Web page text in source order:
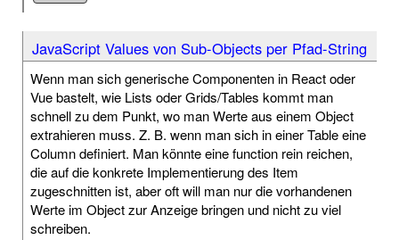
JavaScript Values von Sub-Objects per Pfad-String
Wenn man sich generische Componenten in React oder
Vue bastelt, wie Lists oder Grids/Tables kommt man
schnell zu dem Punkt, wo man Werte aus einem Object
extrahieren muss. Z. B. wenn man sich in einer Table eine
Column definiert. Man könnte eine function rein reichen,
die auf die konkrete Implementierung des Item
zugeschnitten ist, aber oft will man nur die vorhandenen
Werte im Object zur Anzeige bringen und nicht zu viel
schreiben.